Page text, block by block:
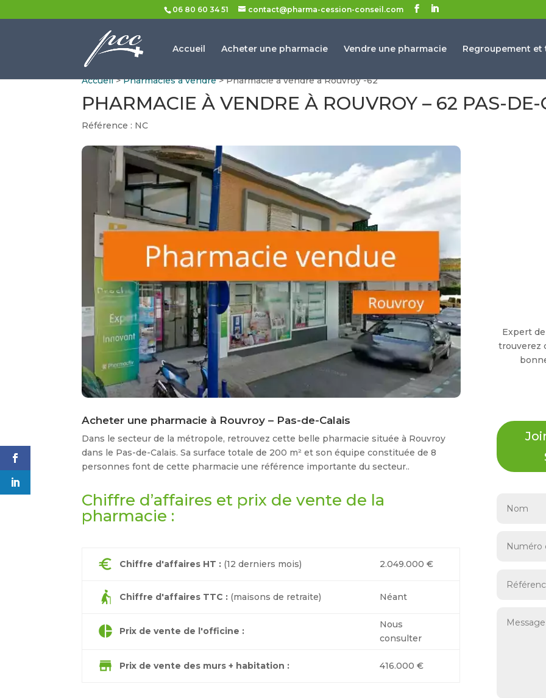
06 80 60 34 51 contact@pharma-cession-conseil.com
Accueil Acheter une pharmacie Vendre une pharmacie Regroupement et
Accueil>Pharmacies à vendre> Pharmacie à vendre à Rouvroy -62
PHARMACIE À VENDRE À ROUVROY – 62 PAS-
Référence : NC
Acheter une pharmacie à Rouvroy – Pas-de-Calais
Dans le secteur de la métropole, retrouvez cette belle pharmacie située à Rouvroy
dans le Pas-de-Calais. Sa surface totale de 200 m² et son équipe constituée de 8
personnes font de cette pharmacie une référence importante du secteur..
Chiffre d’affaires et prix de vente de la
pharmacie :
euro Chiffre d'affaires HT : (12 derniers mois) 2.049.000 €
elderly_woman Chiffre d'affaires TTC : (maisons de retraite) Néant
pie_chart Prix de vente de l'officine :
Nous
consulter
store Prix de vente des murs + habitation : 416.000 €
Expert
trouverez